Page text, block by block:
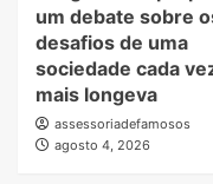
um debate sobre
desafios de uma
sociedade cada
mais longeva
assessoriadefamosos
agosto 4, 2026